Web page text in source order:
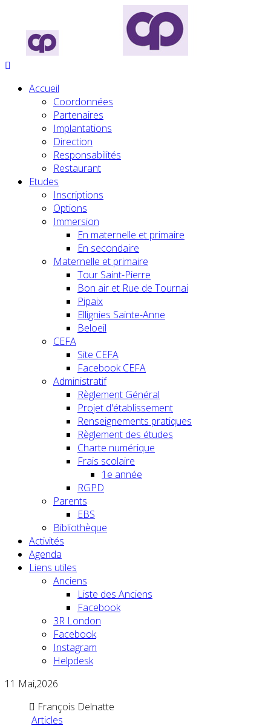
Accueil
Coordonnées
Partenaires
Implantations
Direction
Responsabilités
Restaurant
Etudes
Inscriptions
Options
Immersion
En maternelle et primaire
En secondaire
Maternelle et primaire
Tour Saint-Pierre
Bon air et Rue de Tournai
Pipaix
Ellignies Sainte-Anne
Beloeil
CEFA
Site CEFA
Facebook CEFA
Administratif
Règlement Général
Projet d'établissement
Renseignements pratiques
Règlement des études
Charte numérique
Frais scolaire
1e année
RGPD
Parents
EBS
Bibliothèque
Activités
Agenda
Liens utiles
Anciens
Liste des Anciens
Facebook
3R London
Facebook
Instagram
Helpdesk
11 Mai,2026
François Delnatte
Articles